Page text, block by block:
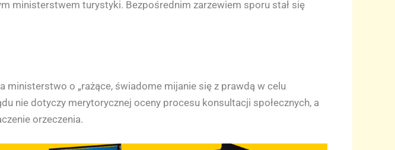
ministerstwem turystyki. Bezpośrednim zarzewiem sporu stał się
o „rażące, świadome mijanie się z prawdą w celu
nie dotyczy merytorycznej oceny procesu konsultacji społecznych, a
orzeczenia.